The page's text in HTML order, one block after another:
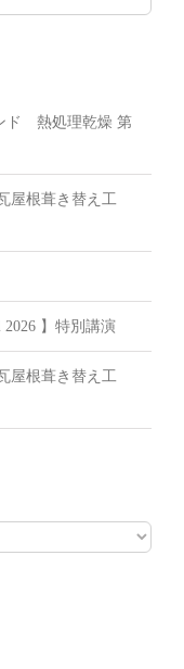
ド 熱処理乾燥 第
屋根葺き替え工
2026 】特別講演
屋根葺き替え工